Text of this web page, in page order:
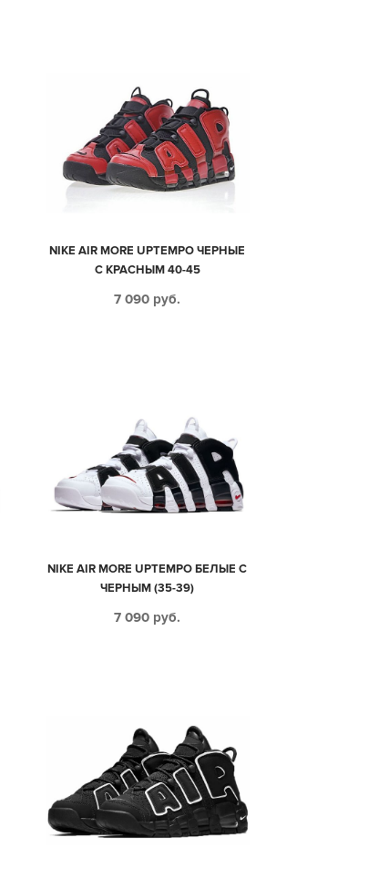
NIKE AIR MORE UPTEMPO ЧЕРНЫЕ
С КРАСНЫМ 40-45
7 090 руб.
NIKE AIR MORE UPTEMPO БЕЛЫЕ С
ЧЕРНЫМ (35-39)
7 090 руб.